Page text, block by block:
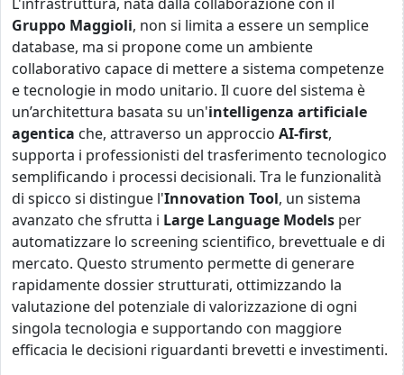
Gruppo Maggioli, non si limita a essere un semplice
database, ma si propone come un ambiente
collaborativo capace di mettere a sistema competenze
e tecnologie in modo unitario. Il cuore del sistema è
un’architettura basata su un'intelligenza artificiale
agentica che, attraverso un approccio AI-first,
supporta i professionisti del trasferimento tecnologico
semplificando i processi decisionali. Tra le funzionalità
di spicco si distingue l'Innovation Tool, un sistema
avanzato che sfrutta i Large Language Models per
automatizzare lo screening scientifico, brevettuale e di
mercato. Questo strumento permette di generare
rapidamente dossier strutturati, ottimizzando la
valutazione del potenziale di valorizzazione di ogni
singola tecnologia e supportando con maggiore
efficacia le decisioni riguardanti brevetti e investimenti.